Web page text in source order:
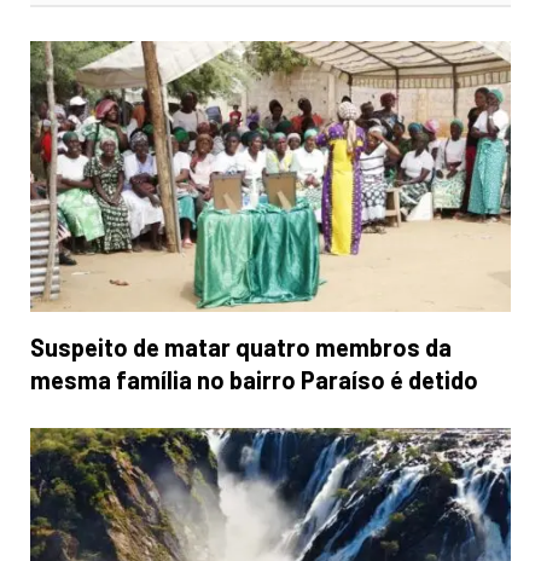
Suspeito de matar quatro membros da
mesma família no bairro Paraíso é detido